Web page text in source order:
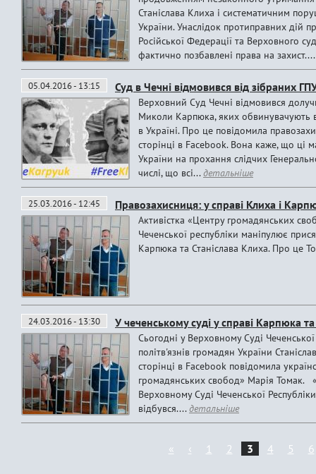
Станіслава Клиха і систематичним
України. Унаслідок протиправних дій
Російської Федерації та Верховного
фактично позбавлені права на
05.04.2016 - 13:15 Суд в Чечні відмовився від зібраних
Верховний Суд Чечні відмовився
Миколи Карпюка, яких обвинувачують в
в Україні. Про це повідомила
сторінці в Facebook. Вона каже, що ці
України на прохання слідчих
числі, що всі...детальніше
25.03.2016 - 12:45 Правозахисниця: у справі Клиха і
Активістка «Центру громадянських
Чеченської республіки маніпулює
Карпюка та Станіслава Клиха. Про це
24.03.2016 - 13:30 У чеченському суді у справі Карпюка
Сьогодні у Верховному Суді Чеченської
політв'язнів громадян України
сторінці в Facebook повідомила
громадянських свобод» Марія Томак.
Верховному Суді Чеченської
відбувся....детальніше
« ‹ 1 2 3 4 5 6